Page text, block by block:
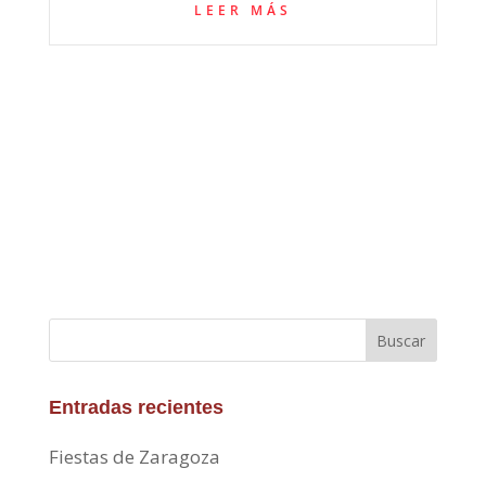
LEER MÁS
Buscar
Entradas recientes
Fiestas de Zaragoza